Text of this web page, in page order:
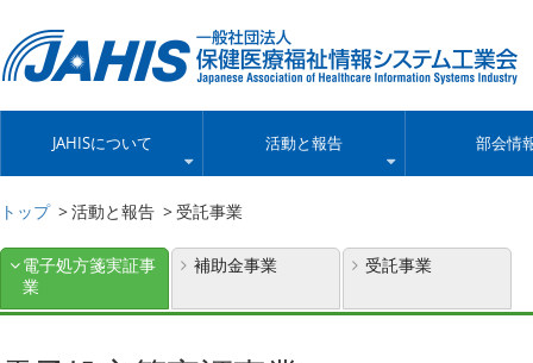
JAHISについて 活動と報告 部会情
トップ 活動と報告 受託事業
電子処方箋実証事
業
補助金事業 受託事業